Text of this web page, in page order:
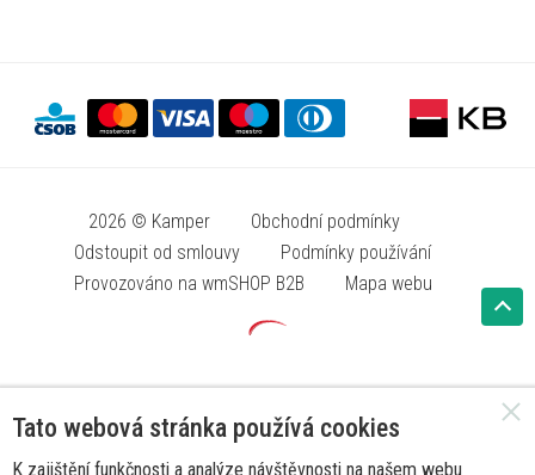
2026 © Kamper
Obchodní podmínky
Odstoupit od smlouvy
Podmínky používání
Provozováno na wmSHOP B2B
Mapa webu
Tato webová stránka používá cookies
K zajištění funkčnosti a analýze návštěvnosti na našem webu